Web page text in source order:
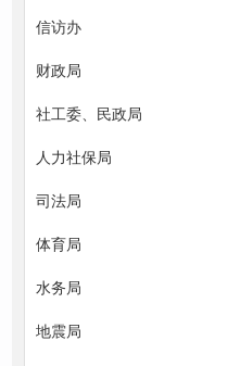
信访办
财政局
社工委、民政局
人力社保局
司法局
体育局
水务局
地震局